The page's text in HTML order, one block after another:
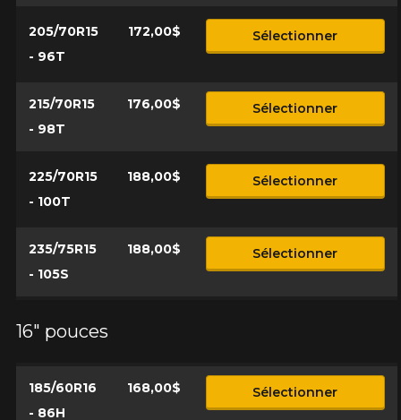
205/70R15
- 96T
172,00$ Sélectionner
215/70R15
- 98T
176,00$ Sélectionner
225/70R15
- 100T
188,00$ Sélectionner
235/75R15
- 105S
188,00$ Sélectionner
16" pouces
185/60R16
- 86H
168,00$ Sélectionner
KM parcourus
VOICI LES DIMENSIONS POUR VOTRE VÉHICULE
Malheureusement, aucun résultat ne
convenant parfaitement à votre